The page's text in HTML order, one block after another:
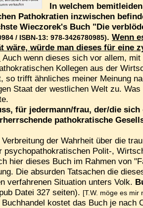
In welchem
Pathokratien inzwischen
Wieczorek's Buch "Die
/ ISBN-13: 978-3426780985). Wenn
wäre, würde man dieses für eine
Auch wenn dieses sich vor allem,
Kollegen aus der
so trifft ähnliches meiner Meinung
Staat der westlichen Welt zu.
für jedermann/frau, der/die
pathokratische
Verbreitung der Wahrheit über die
psychopathokratischen Polit-,
hier dieses Buch im Rahmen von
Die absurden Tatsachen die
verfahrenen Situation unters Volk.
Datei 327 seiten). [T.W. möge es mir
kostet das Buch je nach